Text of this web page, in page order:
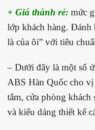
+ Giá thành rẻ: mức
lớp khách hàng. Đánh
là của ôi” với tiêu
– Dưới đây là một số
ABS Hàn Quốc cho
tắm, cửa phòng
và kiểu dáng thiết kế